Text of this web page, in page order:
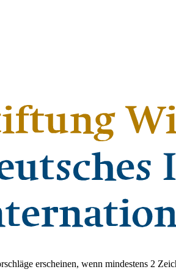
erscheinen, wenn mindestens 2